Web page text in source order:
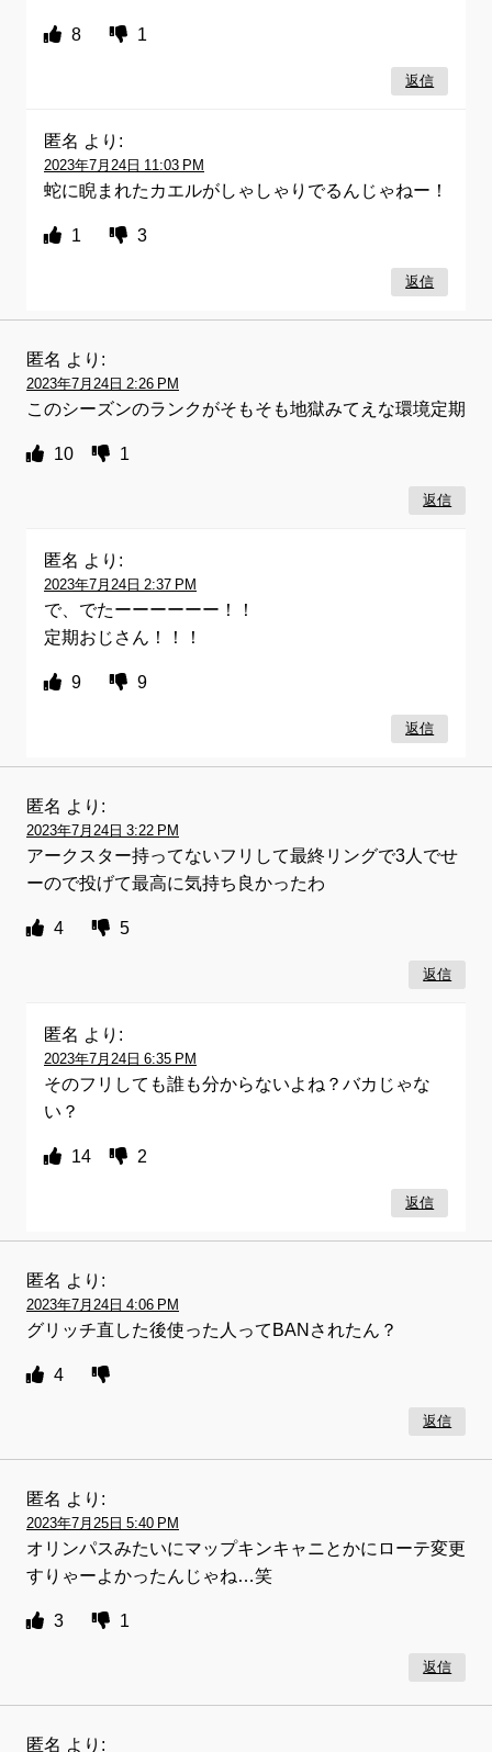
8 1
返信
匿名 より:
2023年7月24日 11:03 PM
蛇に睨まれたカエルがしゃしゃりでるんじゃねー！
1 3
返信
匿名 より:
2023年7月24日 2:26 PM
このシーズンのランクがそもそも地獄みてえな環境定期
10 1
返信
匿名 より:
2023年7月24日 2:37 PM
で、でたーーーーーー！！
定期おじさん！！！
9 9
返信
匿名 より:
2023年7月24日 3:22 PM
アークスター持ってないフリして最終リングで3人でせ
ーので投げて最高に気持ち良かったわ
4 5
返信
匿名 より:
2023年7月24日 6:35 PM
そのフリしても誰も分からないよね？バカじゃな
い？
14 2
返信
匿名 より:
2023年7月24日 4:06 PM
グリッチ直した後使った人ってBANされたん？
4
返信
匿名 より:
2023年7月25日 5:40 PM
オリンパスみたいにマップキンキャニとかにローテ変更
すりゃーよかったんじゃね…笑
3 1
返信
匿名 より: